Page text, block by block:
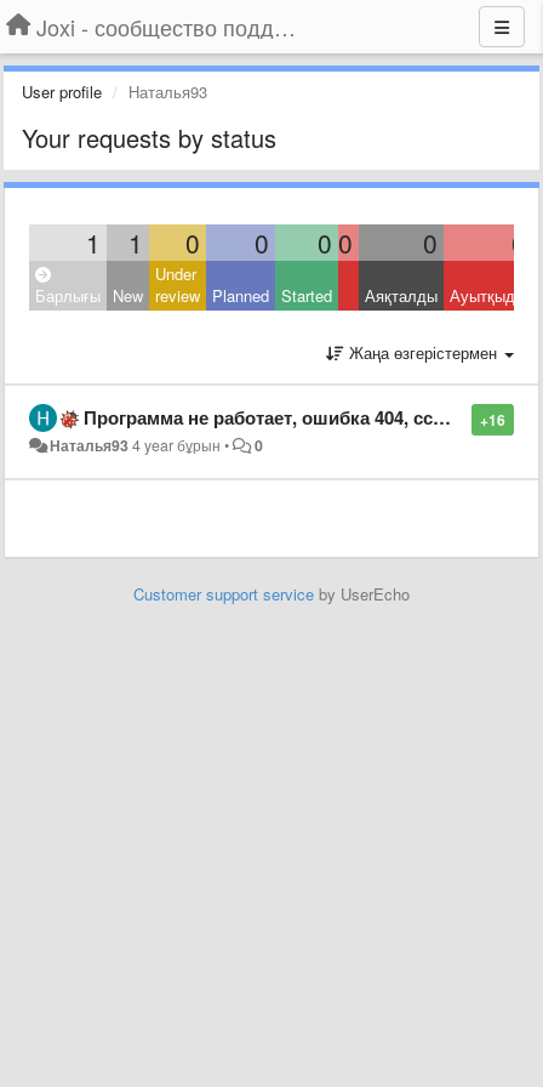
Joxi - сообщество поддержки
User profile Наталья93
Your requests by status
1 1 0 0 0 0 0 0
Барлығы New
Under
review Planned Started Аяқталды Ауытқыды
Жаңа өзгерістермен
+16
Программа не работает, ошибка 404, ссылки не открываются
Наталья934 year бұрын • 0
Customer support service by UserEcho